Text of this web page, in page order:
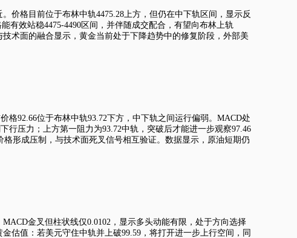
价格目前位于布林中轨4475.28上方，但仍在中下轨区间，显示反
有效站稳4475-4490区间，并伴随成交配合，有望向布林上轨
术面的融合显示，黄金当前处于下降趋势中的修复阶段，外部美
格92.66位于布林中轨93.72下方，中下轨之间运行偏弱。MACD处
行压力；上方第一阻力为93.72中轨，突破后才能进一步观察97.46
形成压制，与技术面死叉信号相互验证。数据显示，原油短期仍
金叉但柱状线仅0.0102，显示多头动能有限，处于方向选择
估值：若美元守住中轨并上破99.59，将打开进一步上行空间，同